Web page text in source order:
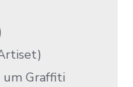
um Graffiti